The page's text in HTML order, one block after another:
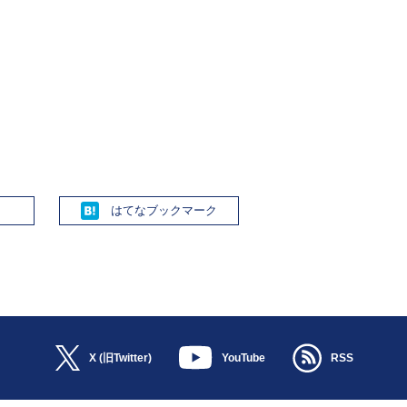
Hatena
X (旧Twitter) YouTube RSS